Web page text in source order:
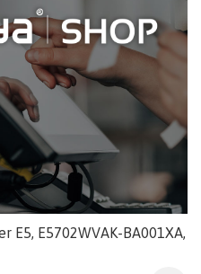
E5, E5702WVAK-BA001XA,